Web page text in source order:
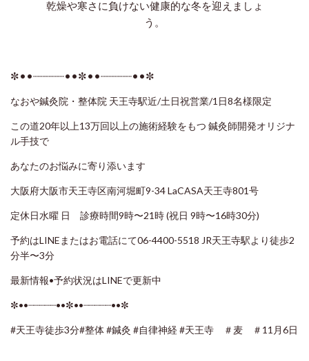
乾燥や寒さに負けない健康的な冬を迎えましょ
う。
✼••┈┈┈┈┈••✼••┈┈┈┈┈••✼
なおや鍼灸院・整体院 天王寺駅近/土日祝営業/1日8名様限定
この道20年以上13万回以上の施術経験をもつ 鍼灸師開発オリジナ
ル手技で
あなたのお悩みに寄り添います
大阪府大阪市天王寺区南河堀町9-34 LaCASA天王寺801号
定休日水曜 日 診療時間9時〜21時 (祝日 9時〜16時30分)
予約はLINEまたはお電話にて06-4400-5518 JR天王寺駅より徒歩2
分半〜3分
最新情報•予約状況はLINEで更新中
✼••┈┈┈┈┈••✼••┈┈┈┈┈••✼
#天王寺徒歩3分#整体#鍼灸 #自律神経 #天王寺 ＃麦 ＃11月6日